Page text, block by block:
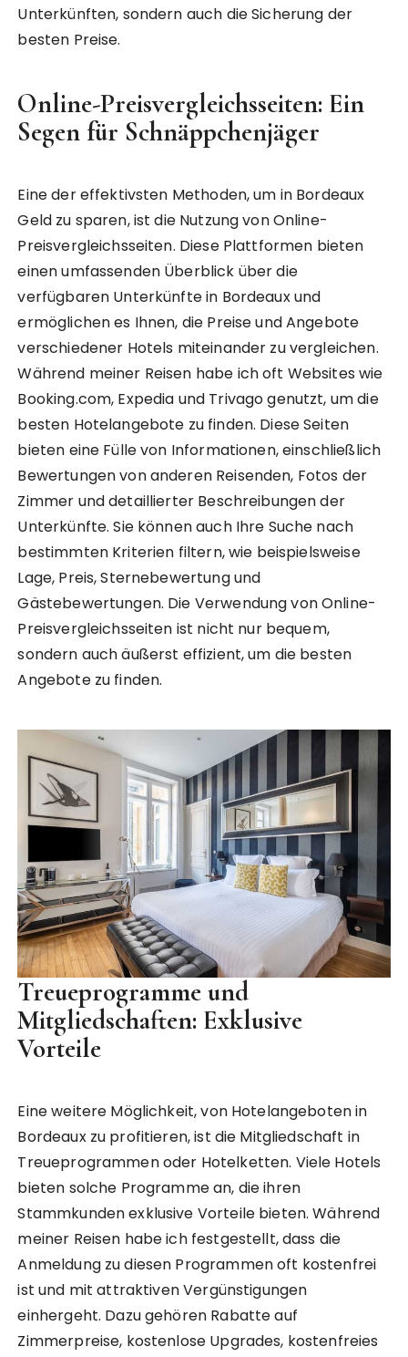
Unterkünften, sondern auch die Sicherung der
besten Preise.
Online-Preisvergleichsseiten: Ein
Segen für Schnäppchenjäger
Eine der effektivsten Methoden, um in Bordeaux
Geld zu sparen, ist die Nutzung von Online-
Preisvergleichsseiten. Diese Plattformen bieten
einen umfassenden Überblick über die
verfügbaren Unterkünfte in Bordeaux und
ermöglichen es Ihnen, die Preise und Angebote
verschiedener Hotels miteinander zu vergleichen.
Während meiner Reisen habe ich oft Websites wie
Booking.com, Expedia und Trivago genutzt, um die
besten Hotelangebote zu finden. Diese Seiten
bieten eine Fülle von Informationen, einschließlich
Bewertungen von anderen Reisenden, Fotos der
Zimmer und detaillierter Beschreibungen der
Unterkünfte. Sie können auch Ihre Suche nach
bestimmten Kriterien filtern, wie beispielsweise
Lage, Preis, Sternebewertung und
Gästebewertungen. Die Verwendung von Online-
Preisvergleichsseiten ist nicht nur bequem,
sondern auch äußerst effizient, um die besten
Angebote zu finden.
Treueprogramme und
Mitgliedschaften: Exklusive
Vorteile
Eine weitere Möglichkeit, von Hotelangeboten in
Bordeaux zu profitieren, ist die Mitgliedschaft in
Treueprogrammen oder Hotelketten. Viele Hotels
bieten solche Programme an, die ihren
Stammkunden exklusive Vorteile bieten. Während
meiner Reisen habe ich festgestellt, dass die
Anmeldung zu diesen Programmen oft kostenfrei
ist und mit attraktiven Vergünstigungen
einhergeht. Dazu gehören Rabatte auf
Zimmerpreise, kostenlose Upgrades, kostenfreies